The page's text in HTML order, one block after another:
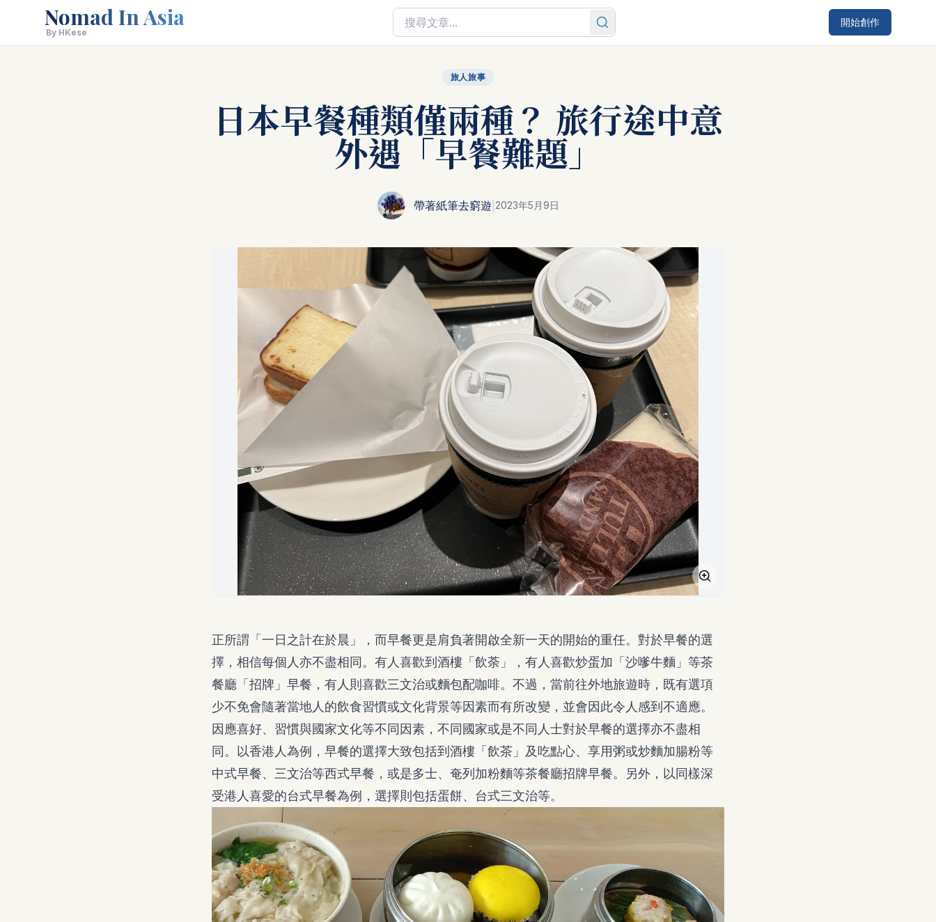
Nomad In Asia
By HKese
開始創作
旅人旅事
日本早餐種類僅兩種？ 旅行途中意
外遇「早餐難題」
帶著紙筆去窮遊 2023年5月9日
正所謂「一日之計在於晨」，而早餐更是肩負著開啟全新一天的開始的重任。對於早餐的選
擇，相信每個人亦不盡相同。有人喜歡到酒樓「飲荼」，有人喜歡炒蛋加「沙嗲牛麵」等茶
餐廳「招牌」早餐，有人則喜歡三文治或麵包配咖啡。不過，當前往外地旅遊時，既有選項
少不免會隨著當地人的飲食習慣或文化背景等因素而有所改變，並會因此令人感到不適應。
因應喜好、習慣與國家文化等不同因素，不同國家或是不同人士對於早餐的選擇亦不盡相
同。以香港人為例，早餐的選擇大致包括到酒樓「飲茶」及吃點心、享用粥或炒麵加腸粉等
中式早餐、三文治等西式早餐，或是多士、奄列加粉麵等茶餐廳招牌早餐。另外，以同樣深
受港人喜愛的台式早餐為例，選擇則包括蛋餅、台式三文治等。